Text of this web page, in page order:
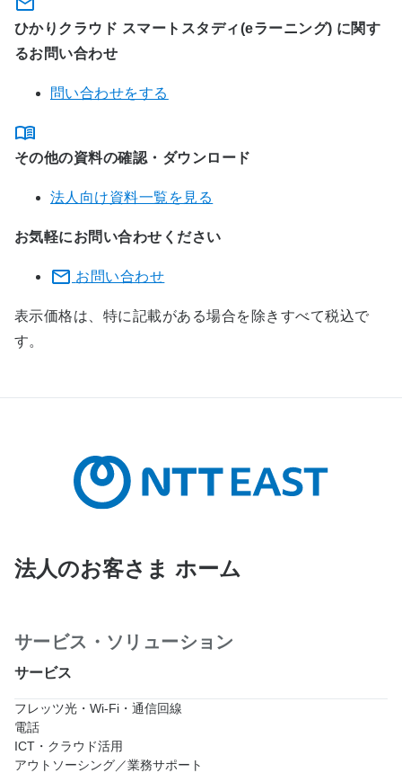
ひかりクラウド スマートスタディ(eラーニング) に関す
るお問い合わせ
問い合わせをする
その他の資料の確認・ダウンロード
法人向け資料一覧を見る
お気軽にお問い合わせください
お問い合わせ
表示価格は、特に記載がある場合を除きすべて税込で
す。
法人のお客さま ホーム
サービス・ソリューション
サービス
フレッツ光・Wi-Fi・通信回線
電話
ICT・クラウド活用
アウトソーシング／業務サポート